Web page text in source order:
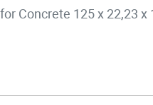
Concrete 125 x 22,23 x